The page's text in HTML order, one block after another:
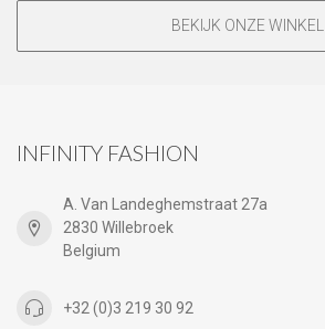
BEKIJK ONZE WINKEL
INFINITY FASHION
A. Van Landeghemstraat 27a
2830 Willebroek
Belgium
+32 (0)3 219 30 92